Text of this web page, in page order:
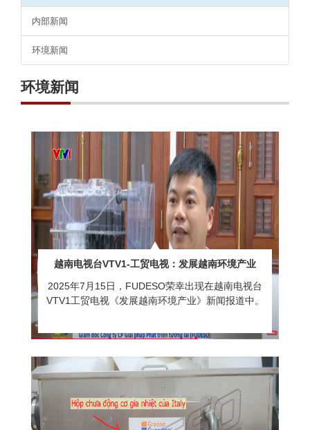
内部新闻
环境新闻
环境新闻
越南电视台VTV1-工贸电视：发展越南环境产业
2025年7月15日，FUDESO荣幸出现在越南电视台
VTV1工贸电视《发展越南环境产业》新闻报道中。